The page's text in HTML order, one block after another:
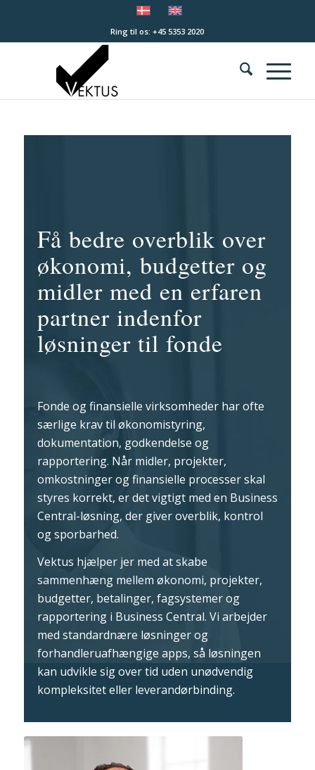
Ring til os: +45 5353 2020
Få bedre overblik over
økonomi, budgetter og
midler med en erfaren
partner indenfor
løsninger til fonde
Fonde og finansielle virksomheder har ofte
særlige krav til økonomistyring,
dokumentation, godkendelse og
rapportering. Når midler, projekter,
omkostninger og finansielle processer skal
styres korrekt, er det vigtigt med en Business
Central-løsning, der giver overblik, kontrol
og sporbarhed.
Vektus hjælper jer med at skabe
sammenhæng mellem økonomi, projekter,
budgetter, betalinger, fagsystemer og
rapportering i Business Central. Vi arbejder
med standardnære løsninger og
forhandleruafhængige apps, så løsningen
kan udvikle sig over tid uden unødvendig
kompleksitet eller leverandørbinding.